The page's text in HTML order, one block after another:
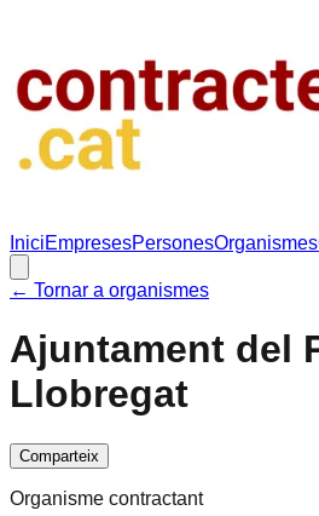
IniciEmpresesPersonesOrganismes
← Tornar a organismes
Ajuntament del
Llobregat
Comparteix
Organisme contractant